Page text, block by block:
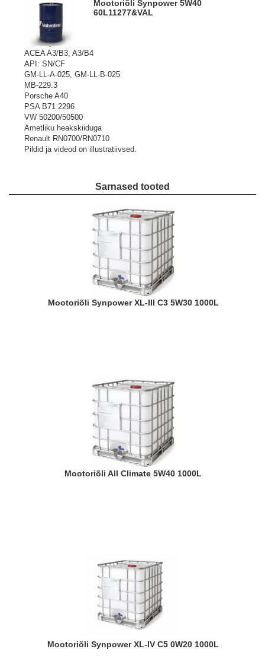
Mootoriõli Synpower 5W40
60L11277&VAL
Sobib aastaringseks kasutamiseks nii tava- kui ka
turbolaaduriga diisel-, gaasi- ja bensiinimootoritele
sõiduatode ja pakibusside mootorites.
Täidab ja ületab kvaliteedi nõudeid:
ACEA A3/B3, A3/B4
API: SN/CF
GM-LL-A-025, GM-LL-B-025
MB-229.3
Porsche A40
PSA B71 2296
VW 50200/50500
Ametliku heakskiiduga
Renault RN0700/RN0710
Pildid ja videod on illustratiivsed.
Sarnased tooted
Mootoriõli Synpower XL-III C3 5W30 1000L
Mootoriõli All Climate 5W40 1000L
Mootoriõli Synpower XL-IV C5 0W20 1000L